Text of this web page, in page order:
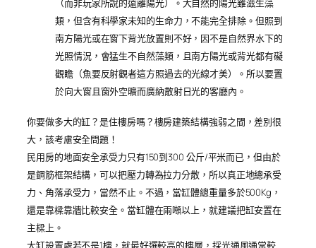
（而非玩家所說的遠離陽光）。大自然的陽光雖滋生藻
類，但含有科學家未知的生命力，不能完全排除。但照到
南方陽光或在窗下背光放置則不好，因不是自然界水下的
光照情況，會猛生不自然藻類，且南方陽光或背光都有礙
觀瞻（魚要反射觀者這方照過去的光線才美）。所以要置
於向大窗且窗外空曠而廣納散射日光的客廳內。
你要做多大的缸？是住樓房嗎？樓房建築結構強弱之間，差別很
大，該考慮安全問題！
民用房的地面安全承受力只有150到300 公斤/平米而已，但由於
是鋼筋框架結構，可以把壓力轉為拉力分散，所以真正地總承受
力、角落承受力，當然不止。不過，當缸體總重量多於500Kg，
還是靠樑靠牆比較安全。當缸體在兩噸以上，就建議把缸安置在
主樑上。
大缸設置處若不是1樓，就最好選較高的樓層，採光通風通常較